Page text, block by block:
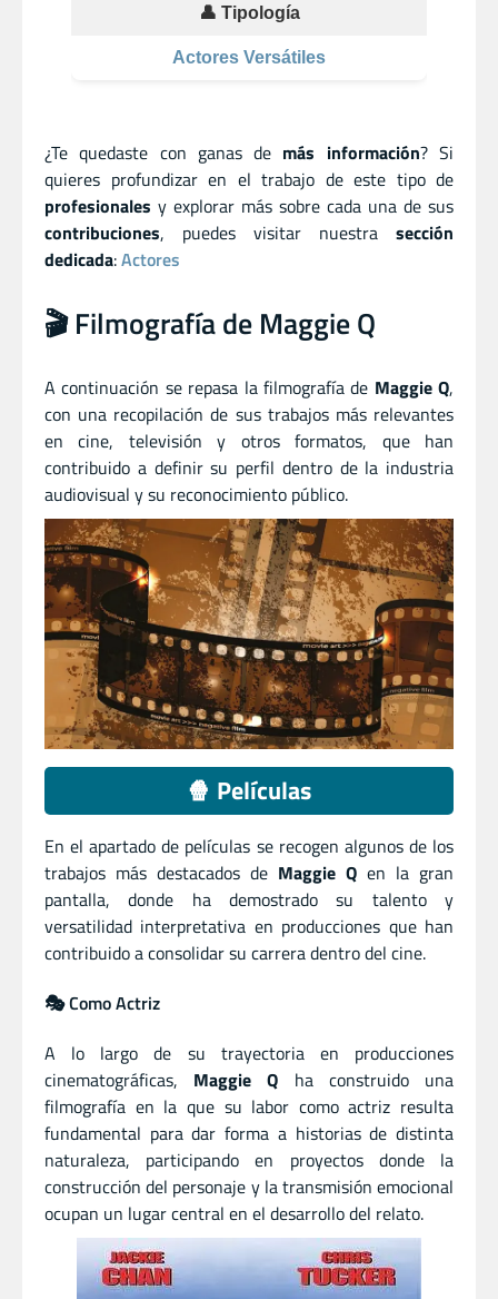
👤 Tipología
Actores Versátiles
¿Te quedaste con ganas de más información? Si
quieres profundizar en el trabajo de este tipo de
profesionales y explorar más sobre cada una de sus
contribuciones, puedes visitar nuestra sección
dedicada:Actores
🎬 Filmografía de Maggie Q
A continuación se repasa la filmografía de Maggie Q,
con una recopilación de sus trabajos más relevantes
en cine, televisión y otros formatos, que han
contribuido a definir su perfil dentro de la industria
audiovisual y su reconocimiento público.
🍿 Películas
En el apartado de películas se recogen algunos de los
trabajos más destacados de Maggie Q en la gran
pantalla, donde ha demostrado su talento y
versatilidad interpretativa en producciones que han
contribuido a consolidar su carrera dentro del cine.
🎭 Como Actriz
A lo largo de su trayectoria en producciones
cinematográficas, Maggie Q ha construido una
filmografía en la que su labor como actriz resulta
fundamental para dar forma a historias de distinta
naturaleza, participando en proyectos donde la
construcción del personaje y la transmisión emocional
ocupan un lugar central en el desarrollo del relato.